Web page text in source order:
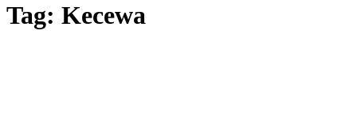
Tag: Kecewa